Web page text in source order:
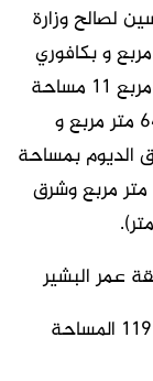
لصالح وزارة
مربع ١١ بمساحة ٧٠٣ متر مربع و بكافوري
مربع ١١ بمساحة ٧٠٩ متر مربع و بكافوري مربع ١١ مساحة
١٦٩٠ متر مربع وبحي الرضوان بمساحة ٦٤٢ متر مربع و
مربع وبشرق الديوم بمساحة
٤٣٦ متر مربع وبالقلعة شمال مساحة ٣٩٢ متر مربع وشرق
عمر البشير
الخرطوم بحرى كـافورى المربع 11 القطعه 119 المساحة